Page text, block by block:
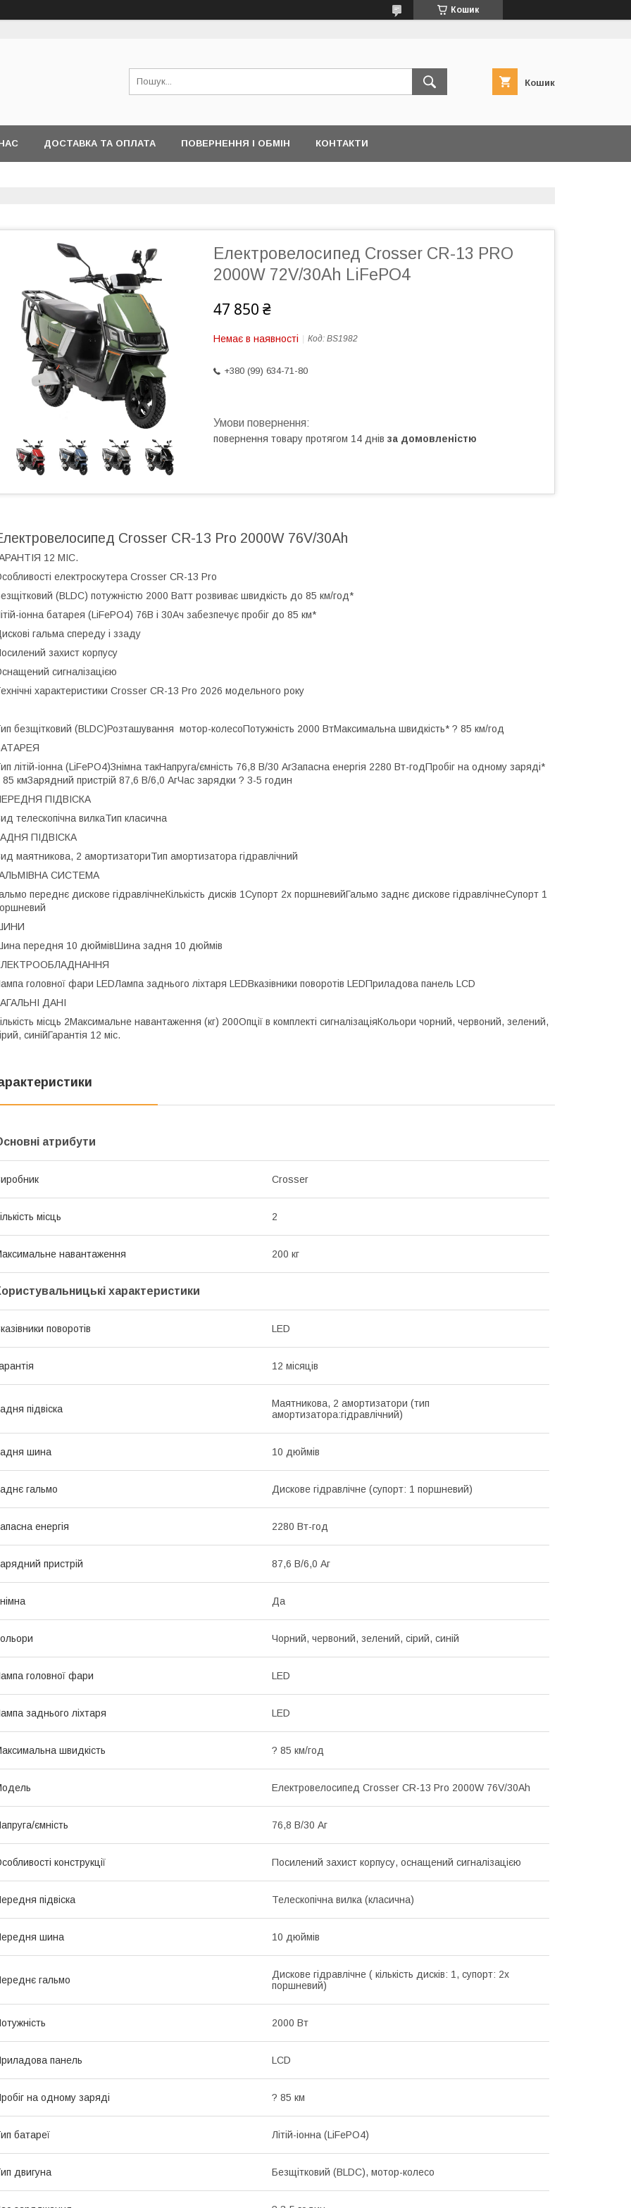
Кошик
Кошик
ДОСТАВКА ТА ОПЛАТА ПОВЕРНЕННЯ І ОБМІН КОНТАКТИ
Електровелосипед Crosser CR-13 PRO
2000W 72V/30Ah LiFePO4
47 850 ₴
Немає в наявності Код: BS1982
+380 (99) 634-71-80
повернення товару протягом 14 днів за домовленістю
Crosser CR-13 Pro 2000W 76V/30Ah
12 МІС.
електроскутера Crosser CR-13 Pro
(BLDC) потужністю 2000 Ватт розвиває швидкість до 85 км/год*
іонна батарея (LiFePO4) 76В і 30Ач забезпечує пробіг до 85 км*
гальма спереду і ззаду
захист корпусу
сигналізацією
характеристики Crosser CR-13 Pro 2026 модельного року
безщітковий (BLDC)Розташування мотор-колесоПотужність 2000 ВтМаксимальна швидкість* ? 85 км/год
літій-іонна (LiFePO4)Знімна такНапруга/ємність 76,8 В/30 АгЗапасна енергія 2280 Вт-годПробіг на одному заряді*
85 кмЗарядний пристрій 87,6 В/6,0 АгЧас зарядки ? 3-5 годин
ПІДВІСКА
телескопічна вилкаТип класична
ПІДВІСКА
маятникова, 2 амортизаториТип амортизатора гідравлічний
СИСТЕМА
переднє дискове гідравлічнеКількість дисків 1Супорт 2х поршневийГальмо заднє дискове гідравлічнеСупорт 1
передня 10 дюймівШина задня 10 дюймів
головної фари LEDЛампа заднього ліхтаря LEDВказівники поворотів LEDПриладова панель LCD
ДАНІ
місць 2Максимальне навантаження (кг) 200Опції в комплекті сигналізаціяКольори чорний, червоний, зелений,
синійГарантія 12 міс.
атрибути
Crosser
місць 2
навантаження 200 кг
характеристики
поворотів LED
12 місяців
підвіска
Маятникова, 2 амортизатори (тип
амортизатора:гідравлічний)
шина 10 дюймів
гальмо Дискове гідравлічне (супорт: 1 поршневий)
енергія 2280 Вт-год
пристрій 87,6 В/6,0 Аг
Да
Чорний, червоний, зелений, сірий, синій
головної фари LED
заднього ліхтаря LED
швидкість ? 85 км/год
Електровелосипед Crosser CR-13 Pro 2000W 76V/30Ah
ємність 76,8 В/30 Аг
конструкції Посилений захист корпусу, оснащений сигналізацією
підвіска Телескопічна вилка (класична)
шина 10 дюймів
гальмо
Дискове гідравлічне ( кількість дисків: 1, супорт: 2х
поршневий)
2000 Вт
панель LCD
на одному заряді ? 85 км
батареї Літій-іонна (LiFePO4)
двигуна Безщітковий (BLDC), мотор-колесо